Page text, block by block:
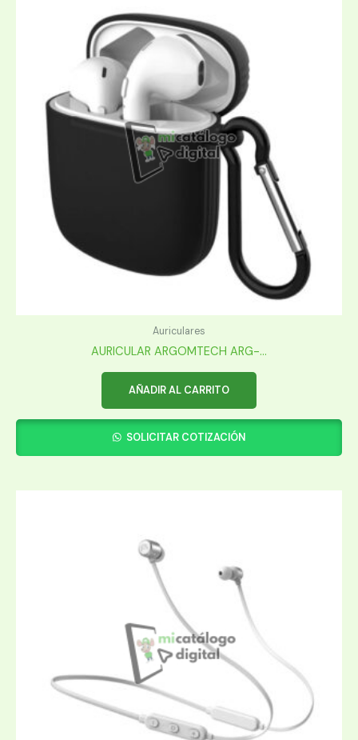
Auriculares
AURICULAR ARGOMTECH ARG-...
AÑADIR AL CARRITO
SOLICITAR COTIZACIÓN